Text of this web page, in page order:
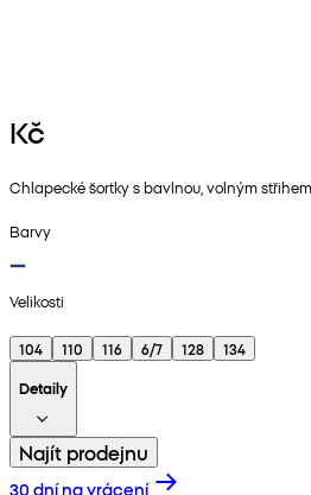
Kč
Chlapecké šortky s bavlnou, volným
Barvy
Velikosti
104 110 116 6/7 128
134
Detaily
Najít prodejnu
30 dní na vrácení